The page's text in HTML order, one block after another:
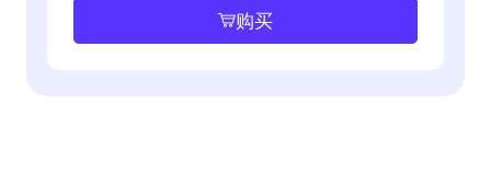
购买